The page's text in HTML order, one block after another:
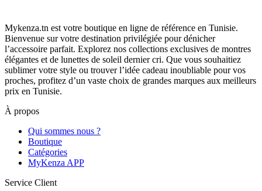
Mykenza.tn est votre boutique en ligne de référence en Tunisie.
Bienvenue sur votre destination privilégiée pour dénicher
l’accessoire parfait. Explorez nos collections exclusives de montres
élégantes et de lunettes de soleil dernier cri. Que vous souhaitiez
sublimer votre style ou trouver l’idée cadeau inoubliable pour vos
proches, profitez d’un vaste choix de grandes marques aux meilleurs
prix en Tunisie.
À propos
Qui sommes nous ?
Boutique
Catégories
MyKenza APP
Service Client